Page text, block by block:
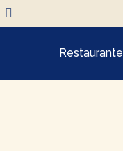
Restaurante